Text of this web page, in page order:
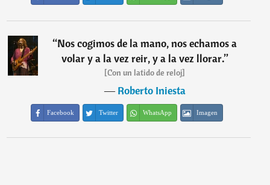
“Nos cogimos de la mano, nos echamos a
volar y a la vez reir, y a la vez llorar.”
[Con un latido de reloj]
―Roberto Iniesta
Facebook Twitter WhatsApp Imagen